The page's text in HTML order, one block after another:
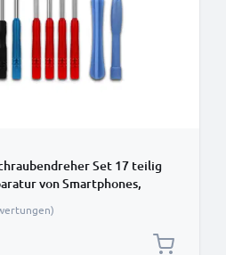
Set 17 teilig
von Smartphones,
Torx,
Pinzette, Plektron und